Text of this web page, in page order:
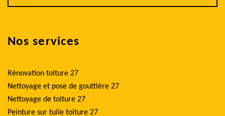
Nos services
Rénovation toiture 27
Nettoyage et pose de gouttière 27
Nettoyage de toiture 27
Peinture sur tuile toiture 27